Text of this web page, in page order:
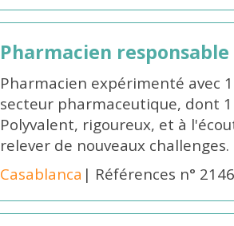
Pharmacien responsable
Pharmacien expérimenté avec
secteur pharmaceutique, dont
Polyvalent, rigoureux, et à
relever de nouveaux
Casablanca | Références n°